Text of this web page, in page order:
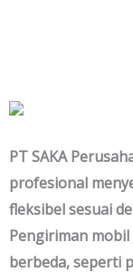
PT SAKA
profesional
fleksibel sesuai
Pengiriman
berbeda, seperti